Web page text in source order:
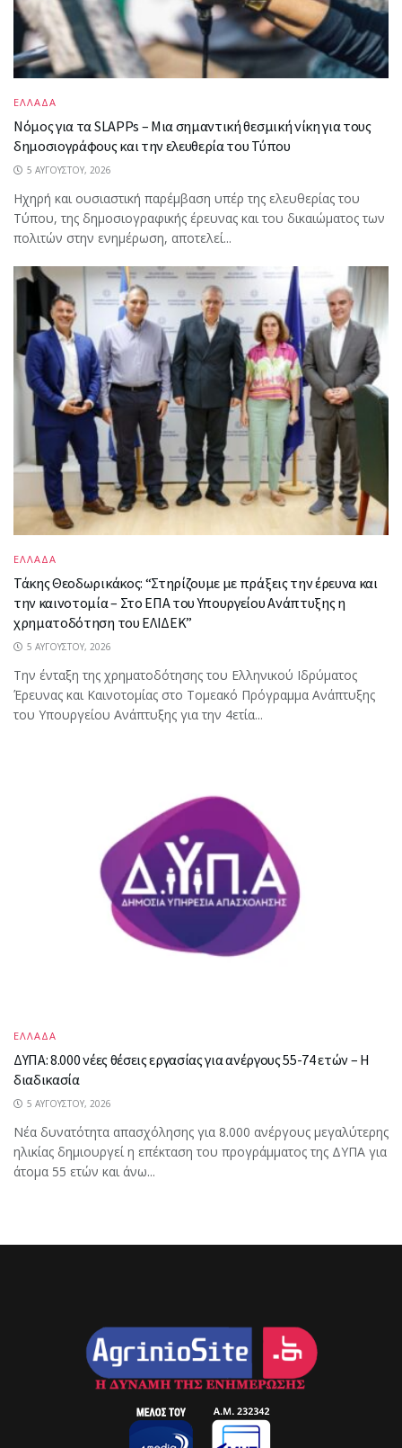
ΕΛΛΑΔΑ
Νόμος για τα SLAPPs – Μια σημαντική θεσμική νίκη για τους
δημοσιογράφους και την ελευθερία του Τύπου
5 ΑΥΓΟΎΣΤΟΥ, 2026
Ηχηρή και ουσιαστική παρέμβαση υπέρ της ελευθερίας του
Τύπου, της δημοσιογραφικής έρευνας και του δικαιώματος των
πολιτών στην ενημέρωση, αποτελεί...
ΕΛΛΑΔΑ
Τάκης Θεοδωρικάκος: “Στηρίζουμε με πράξεις την έρευνα και
την καινοτομία – Στο ΕΠΑ του Υπουργείου Ανάπτυξης η
χρηματοδότηση του ΕΛΙΔΕΚ”
5 ΑΥΓΟΎΣΤΟΥ, 2026
Την ένταξη της χρηματοδότησης του Ελληνικού Ιδρύματος
Έρευνας και Καινοτομίας στο Tομεακό Πρόγραμμα Ανάπτυξης
του Υπουργείου Ανάπτυξης για την 4ετία...
ΕΛΛΑΔΑ
ΔΥΠΑ: 8.000 νέες θέσεις εργασίας για ανέργους 55-74 ετών – Η
διαδικασία
5 ΑΥΓΟΎΣΤΟΥ, 2026
Νέα δυνατότητα απασχόλησης για 8.000 ανέργους μεγαλύτερης
ηλικίας δημιουργεί η επέκταση του προγράμματος της ΔΥΠΑ για
άτομα 55 ετών και άνω...